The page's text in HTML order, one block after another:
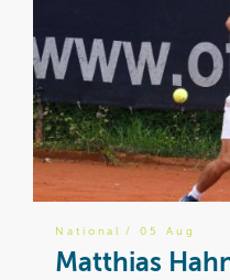
National / 05 Aug
Matthias